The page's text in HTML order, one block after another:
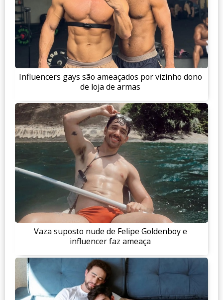
Influencers gays são ameaçados por vizinho dono
de loja de armas
Vaza suposto nude de Felipe Goldenboy e
influencer faz ameaça